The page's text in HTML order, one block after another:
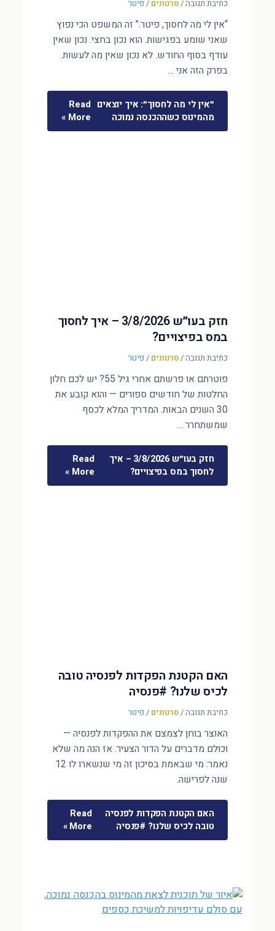
כתיבת תגובה/סרטונים / פיטר
“אין לי מה לחסוך, פיטר.” זה המשפט הכי נפוץ
שאני שומע בפגישות. הוא נכון בחצי. נכון שאין
עודף בסוף החודש. לא נכון שאין מה לעשות.
בפרק הזה אני …
״אין לי מה לחסוך״: איך יוצאים
מהמינוס כשההכנסה נמוכה
Read
More »
חזק בעו״ש 3/8/2026 – איך לחסוך
במס בפיצויים?
כתיבת תגובה/סרטונים / פיטר
פוטרתם או פרשתם אחרי גיל 55? יש לכם חלון
החלטות של חודשים ספורים — והוא קובע את
30 השנים הבאות. המדריך המלא לכסף
שמשתחרר …
חזק בעו״ש 3/8/2026 – איך
לחסוך במס בפיצויים?
Read
More »
האם הקטנת הפקדות לפנסיה טובה
לכיס שלנו? #פנסיה
כתיבת תגובה/סרטונים / פיטר
האוצר בוחן לצמצם את ההפקדות לפנסיה —
וכולם מדברים על הדור הצעיר. אז הנה מה שלא
נאמר: מי שבאמת בסיכון זה מי שנשארו לו 12
שנה לפרישה.
האם הקטנת הפקדות לפנסיה
טובה לכיס שלנו? #פנסיה
Read
More »